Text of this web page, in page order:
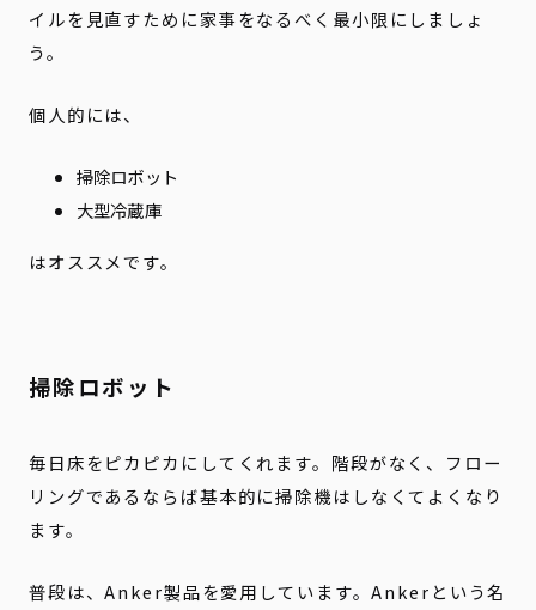
イルを見直すために家事をなるべく最小限にしましょ
う。
個人的には、
掃除ロボット
大型冷蔵庫
はオススメです。
掃除ロボット
毎日床をピカピカにしてくれます。階段がなく、フロー
リングであるならば基本的に掃除機はしなくてよくなり
ます。
普段は、Anker製品を愛用しています。Ankerという名